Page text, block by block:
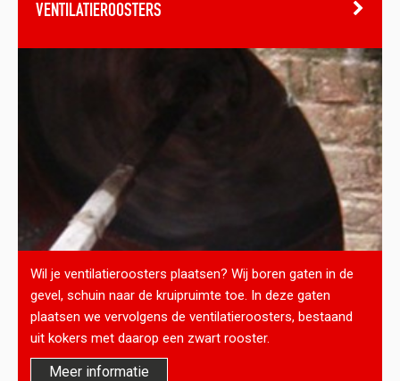
VENTILATIEROOSTERS
Wil je ventilatieroosters plaatsen? Wij boren gaten in de
gevel, schuin naar de kruipruimte toe. In deze gaten
plaatsen we vervolgens de ventilatieroosters, bestaand
uit kokers met daarop een zwart rooster.
Meer informatie